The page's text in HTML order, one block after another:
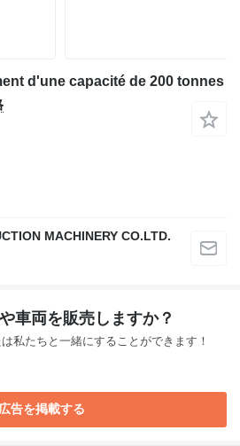
d'une capacité de 200 tonnes
MACHINERY CO.LTD.
車両を販売しますか？
私たちと一緒にすることができます！
広告を掲載する